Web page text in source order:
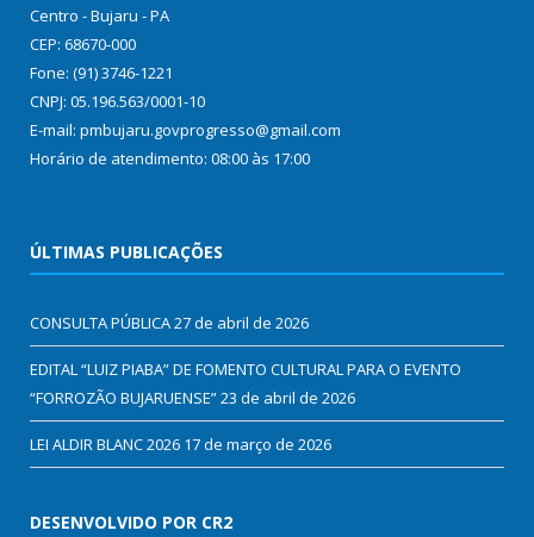
Centro - Bujaru - PA
CEP: 68670-000
Fone: (91) 3746-1221
CNPJ: 05.196.563/0001-10
E-mail: pmbujaru.govprogresso@gmail.com
Horário de atendimento: 08:00 às 17:00
ÚLTIMAS PUBLICAÇÕES
CONSULTA PÚBLICA27 de abril de 2026
EDITAL “LUIZ PIABA” DE FOMENTO CULTURAL PARA O EVENTO
“FORROZÃO BUJARUENSE”23 de abril de 2026
LEI ALDIR BLANC 2026 17 de março de 2026
DESENVOLVIDO POR CR2